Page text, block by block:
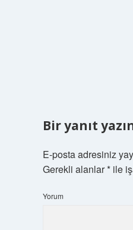
Bir yanıt
E-posta adresiniz
Gerekli alanlar*ile
Yorum